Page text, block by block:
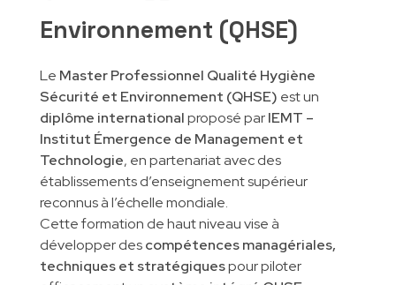
Environnement (QHSE)
Le Master Professionnel Qualité Hygiène
Sécurité et Environnement (QHSE) est un
diplôme internationalproposé parIEMT –
Institut Émergence de Management et
Technologie, en partenariat avec des
établissements d’enseignement supérieur
reconnus à l’échelle mondiale.
Cette formation de haut niveau vise à
développer descompétences managériales,
techniques et stratégiquespour piloter